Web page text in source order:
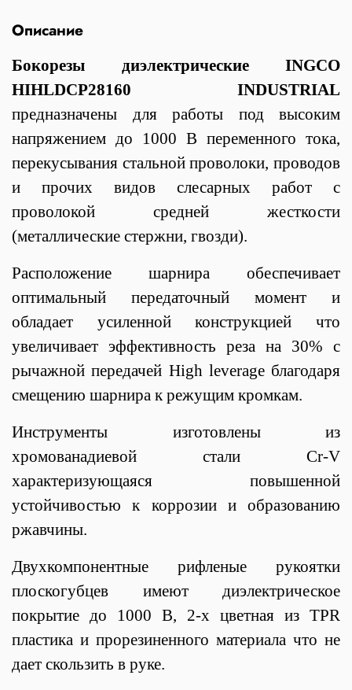
Описание
Бокорезы диэлектрические INGCO
HIHLDCP28160 INDUSTRIAL
предназначены для работы под высоким
напряжением до 1000 В переменного тока,
перекусывания стальной проволоки, проводов
и прочих видов слесарных работ с
проволокой средней жесткости
(металлические стержни, гвозди).
Расположение шарнира обеспечивает
оптимальный передаточный момент и
обладает усиленной конструкцией что
увеличивает эффективность реза на 30% с
рычажной передачей High leverage благодаря
смещению шарнира к режущим кромкам.
Инструменты изготовлены из
хромованадиевой стали Cr-V
характеризующаяся повышенной
устойчивостью к коррозии и образованию
ржавчины.
Двухкомпонентные рифленые рукоятки
плоскогубцев имеют диэлектрическое
покрытие до 1000 В, 2-х цветная из TPR
пластика и прорезиненного материала что не
дает скользить в руке.